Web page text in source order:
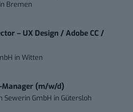
in Bremen
– UX Design / Adobe CC /
inWitten
Manager (m/w/d)
Sewerin GmbH in Gütersloh